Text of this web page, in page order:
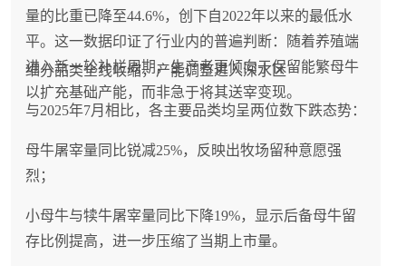
量的比重已降至44.6%，创下自2022年以来的最低水
平。这一数据印证了行业内的普遍判断：随着养殖端
进入新一轮补栏周期，生产者更倾向于保留能繁母牛
以扩充基础产能，而非急于将其送宰变现。
细分品类全线收缩，产能调整进入深水区
与2025年7月相比，各主要品类均呈两位数下跌态势：
母牛屠宰量同比锐减25%，反映出牧场留种意愿强
烈；
小母牛与犊牛屠宰量同比下降19%，显示后备母牛留
存比例提高，进一步压缩了当期上市量。